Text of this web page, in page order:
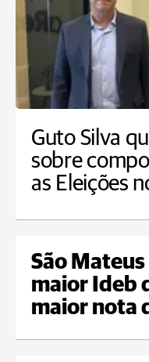
Guto Silva
sobre
as Eleições
São Mateus
maior Ideb
maior nota